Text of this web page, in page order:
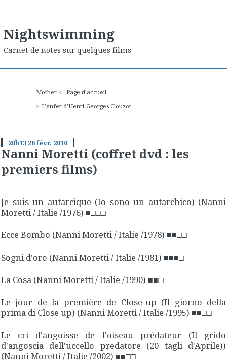
Nightswimming
Carnet de notes sur quelques films
Mother
Page d'accueil
L'enfer d'Henri-Georges Clouzot
20h13 26févr. 2010
Nanni Moretti (coffret dvd : les
premiers films)
Je suis un autarcique (Io sono un autarchico) (Nanni
Moretti / Italie /1976) ■□□□
Ecce Bombo (Nanni Moretti / Italie /1978) ■■□□
Sogni d'oro (Nanni Moretti / Italie /1981) ■■■□
La Cosa (Nanni Moretti / Italie /1990) ■■□□
Le jour de la première de Close-up (Il giorno della
prima di Close up) (Nanni Moretti / Italie /1995) ■■□□
Le cri d'angoisse de l'oiseau prédateur(Il grido
d'angoscia dell'uccello predatore (20 tagli d'Aprile))
(Nanni Moretti / Italie /2002) ■■□□